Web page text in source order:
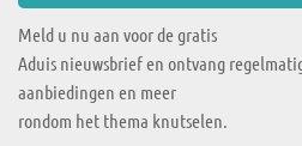
Meld u nu aan voor de gratis
Aduis nieuwsbrief en ontvang
aanbiedingen en meer
rondom het thema knutselen.